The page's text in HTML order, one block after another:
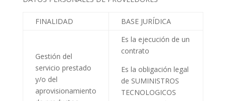
FINALIDAD BASE JURÍDICA
Gestión del
servicio prestado
y/o del
aprovisionamiento
Es la ejecución de un
contrato
Es la obligación legal
de SUMINISTROS
TECNOLOGICOS